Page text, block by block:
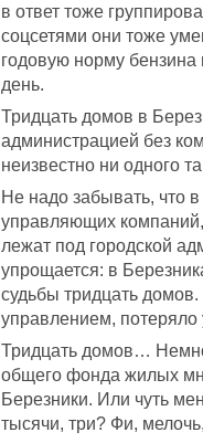
в ответ тоже
соцсетями они тоже
годовую норму бензина
день.
Тридцать домов в
администрацией без
неизвестно ни одного
Не надо забывать, что
управляющих
лежат под городской
упрощается: в
судьбы тридцать
управлением, потеряло
Тридцать домов…
общего фонда жилых
Березники. Или чуть
тысячи, три? Фи,